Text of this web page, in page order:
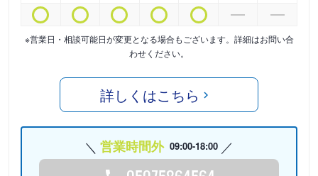
※営業日・相談可能日が変更となる場合もございます。詳細はお問い合
わせください。
詳しくはこちら
営業時間外 09:00-18:00